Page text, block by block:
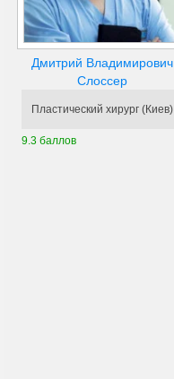
Дмитрий Владимирович
Слоссер
Пластический хирург (Киев)
9.3 баллов